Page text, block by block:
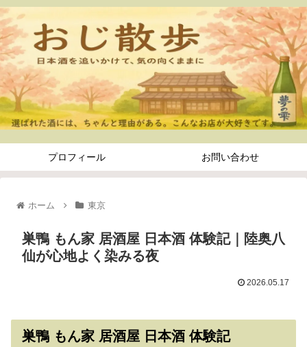
プロフィール お問い合わせ
ホーム 東京
巣鴨 もん家 居酒屋 日本酒 体験記｜陸奥八
仙が心地よく染みる夜
2026.05.17
巣鴨 もん家 居酒屋 日本酒 体験記